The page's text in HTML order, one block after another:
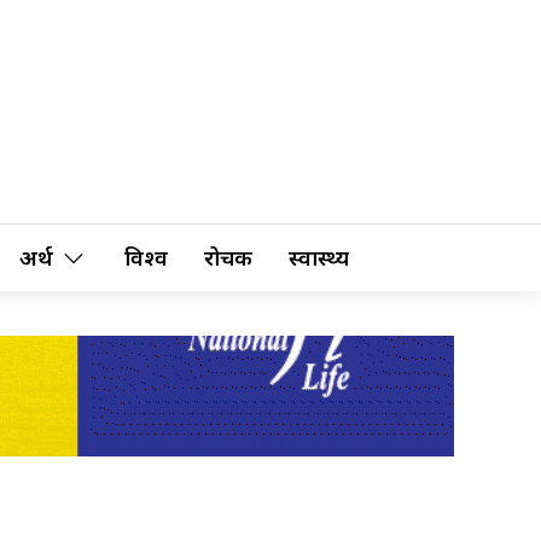
अर्थ विश्व रोचक स्वास्थ्य